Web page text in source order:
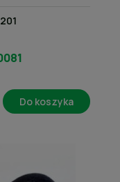
Do koszyka